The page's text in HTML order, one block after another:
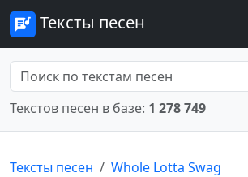
Тексты песен
Текстов песен в базе: 1 278 749
Тексты песен
Whole Lotta Swag